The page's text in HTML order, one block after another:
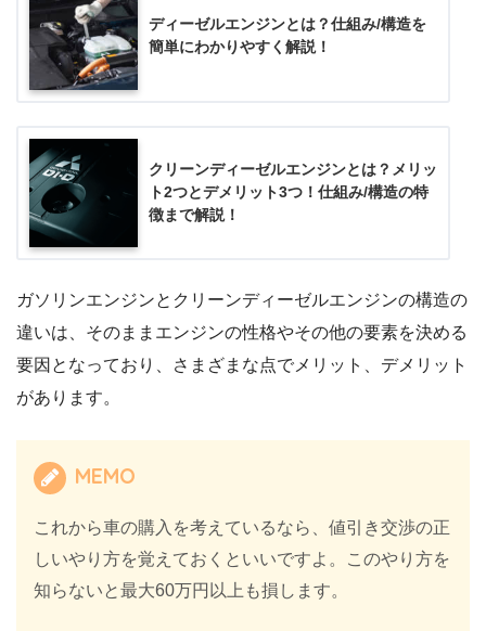
ディーゼルエンジンとは？仕組み/構造を
簡単にわかりやすく解説！
クリーンディーゼルエンジンとは？メリッ
ト2つとデメリット3つ！仕組み/構造の特
徴まで解説！
ガソリンエンジンとクリーンディーゼルエンジンの構造の
違いは、そのままエンジンの性格やその他の要素を決める
要因となっており、さまざまな点でメリット、デメリット
があります。
MEMO
これから車の購入を考えているなら、値引き交渉の正
しいやり方を覚えておくといいですよ。このやり方を
知らないと最大60万円以上も損します。